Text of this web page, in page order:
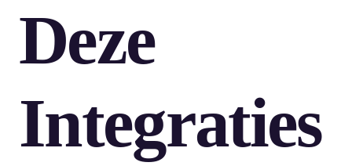
Deze
Integraties